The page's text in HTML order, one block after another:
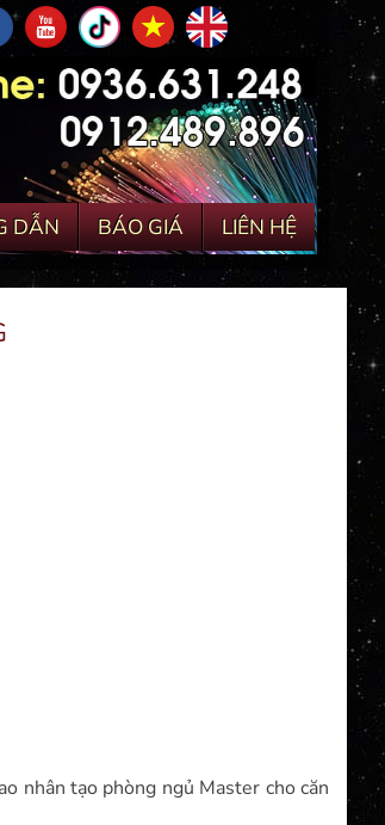
DẪN BÁO GIÁ LIÊN HỆ
nhân tạo phòng ngủ Master cho căn